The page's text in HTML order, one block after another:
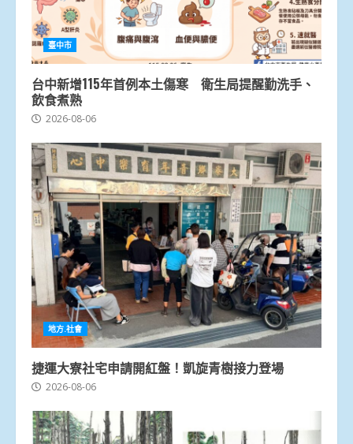
臺中市
台中新增115年首例本土傷寒 衛生局提醒勤洗手、
飲食煮熟
2026-08-06
地方.社會
捷運大寮社宅申請開紅盤！凱旋青樹接力登場
2026-08-06